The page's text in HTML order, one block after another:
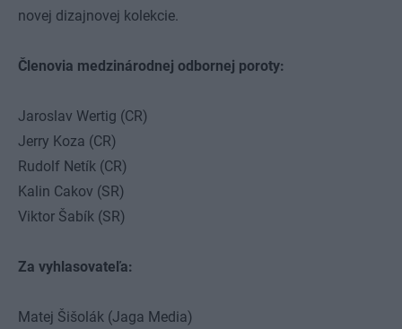
novej dizajnovej kolekcie.
Členovia medzinárodnej odbornej poroty:
Jaroslav Wertig (CR)
Jerry Koza (CR)
Rudolf Netík (CR)
Kalin Cakov (SR)
Viktor Šabík (SR)
Za vyhlasovateľa:
Matej Šišolák (Jaga Media)